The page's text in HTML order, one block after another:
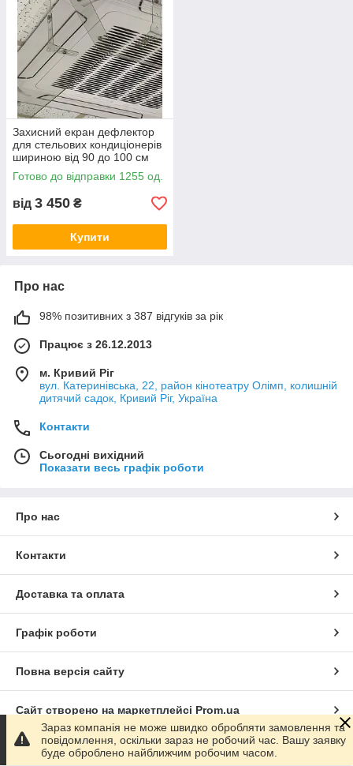
Захисний екран дефлектор
для стельових кондиціонерів
шириною від 90 до 100 см
акрил товщина 3 мм
Готово до відправки 1255 од.
від 3 450 ₴
Купити
Про нас
98% позитивних з 387 відгуків за рік
Працює з 26.12.2013
м. Кривий Ріг
вул. Катеринівська, 22, район кінотеатру Олімп, колишній
дитячий садок, Кривий Ріг, Україна
Контакти
Сьогодні вихідний
Показати весь графік роботи
Про нас
Контакти
Доставка та оплата
Графік роботи
Повна версія сайту
Сайт створено на маркетплейсі Prom.ua
Політика конфіденційності
Зараз компанія не може швидко обробляти замовлення та
повідомлення, оскільки зараз не робочий час. Вашу заявку
буде оброблено найближчим робочим часом.